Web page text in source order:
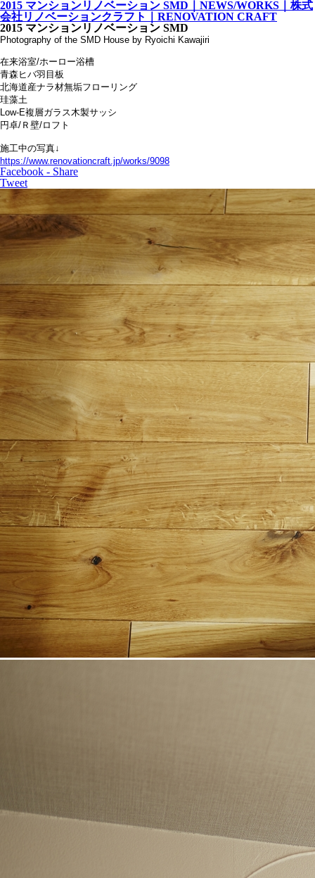
2015 マンションリノベーション SMD｜NEWS/WORKS｜株式
会社リノベーションクラフト｜RENOVATION CRAFT
2015 マンションリノベーション SMD
Photography of the SMD House by Ryoichi Kawajiri
在来浴室/ホーロー浴槽
青森ヒバ羽目板
北海道産ナラ材無垢フローリング
珪藻土
Low-E複層ガラス木製サッシ
円卓/Ｒ壁/ロフト
施工中の写真↓
https://www.renovationcraft.jp/works/9098
Facebook - Share
Tweet